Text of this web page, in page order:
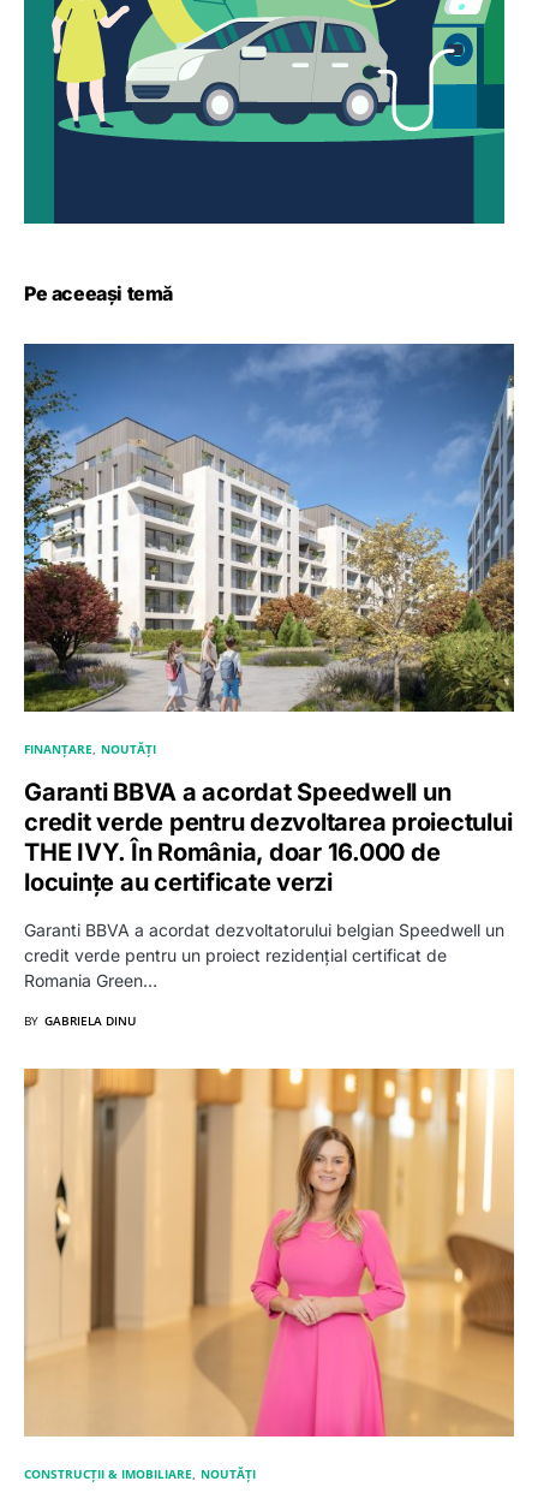
Pe aceeași temă
FINANȚARE NOUTĂȚI
Garanti BBVA a acordat Speedwell un
credit verde pentru dezvoltarea proiectului
THE IVY. În România, doar 16.000 de
locuințe au certificate verzi
Garanti BBVA a acordat dezvoltatorului belgian Speedwell un
credit verde pentru un proiect rezidențial certificat de
Romania Green…
BY GABRIELA DINU
CONSTRUCȚII & IMOBILIARE NOUTĂȚI